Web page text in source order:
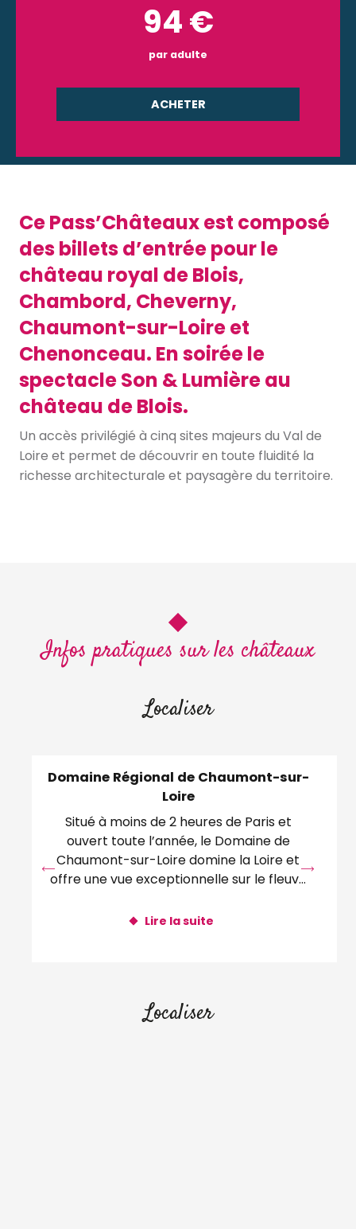
94€
par adulte
ACHETER
Ce Pass’Châteaux est composé
des billets d’entrée pour le
château royal de Blois,
Chambord, Cheverny,
Chaumont-sur-Loire et
Chenonceau. En soirée le
spectacle Son & Lumière au
château de Blois.
Un accès privilégié à cinq sites majeurs du Val de
Loire et permet de découvrir en toute fluidité la
richesse architecturale et paysagère du territoire.
Infos pratiques sur les châteaux
Localiser
Domaine Régional de Chaumont-sur-
Loire
Situé à moins de 2 heures de Paris et
ouvert toute l’année, le Domaine de
Chaumont-sur-Loire domine la Loire et
offre une vue exceptionnelle sur le fleuve
Lire la suite
Localiser